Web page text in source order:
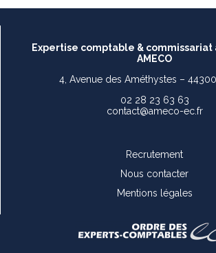
Expertise comptable & commissariat
AMECO
4, Avenue des Améthystes –
02 28 23 63 63
contact@ameco-ec.fr
Recrutement
Nous contacter
Mentions légales